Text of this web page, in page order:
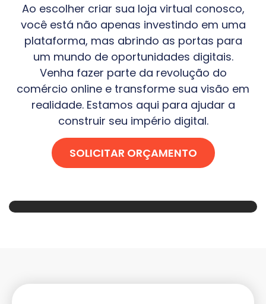
Ao escolher criar sua loja virtual conosco,
você está não apenas investindo em uma
plataforma, mas abrindo as portas para
um mundo de oportunidades digitais.
Venha fazer parte da revolução do
comércio online e transforme sua visão em
realidade. Estamos aqui para ajudar a
construir seu império digital.
SOLICITAR ORÇAMENTO